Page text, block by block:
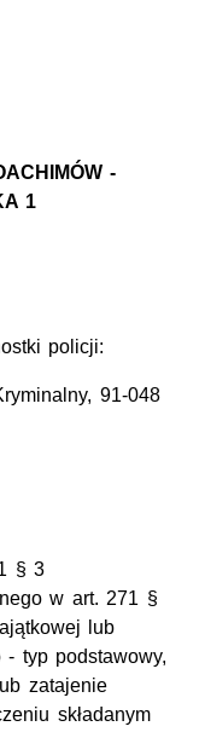
-
1
policji:
91-048
§ 3
w art. 271 §
lub
typ podstawowy,
zatajenie
składanym